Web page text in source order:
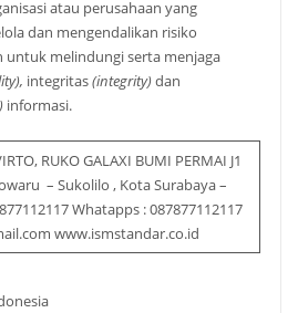
atau perusahaan yang
dan mengendalikan risiko
untuk melindungi serta menjaga
integritas(integrity)dan
informasi.
RUKO GALAXI BUMI PERMAI J1
– Sukolilo , Kota Surabaya –
Whatapps : 087877112117
www.ismstandar.co.id